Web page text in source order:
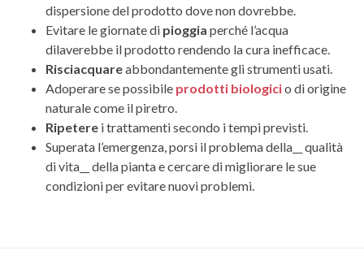
dispersione del prodotto dove non dovrebbe.
Evitare le giornate di pioggia perché l’acqua
dilaverebbe il prodotto rendendo la cura inefficace.
Risciacquareabbondantemente gli strumenti usati.
Adoperare se possibile prodotti biologicio di origine
naturale come il piretro.
Ripetere i trattamenti secondo i tempi previsti.
Superata l’emergenza, porsi il problema della__ qualità
di vita__ della pianta e cercare di migliorare le sue
condizioni per evitare nuovi problemi.